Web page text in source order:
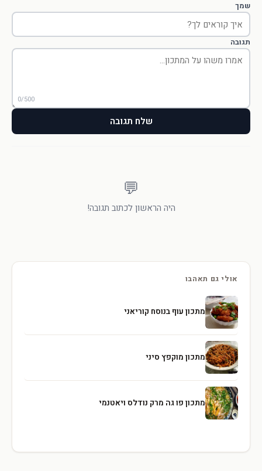
שמך
תגובה
0/500
שלח תגובה
💬
היה הראשון לכתוב תגובה!
אולי גם תאהבו
מתכון עוף בנוסח קוריאני
מתכון מוקפץ סיני
מתכון פו גה מרק נודלס ויאטנמי